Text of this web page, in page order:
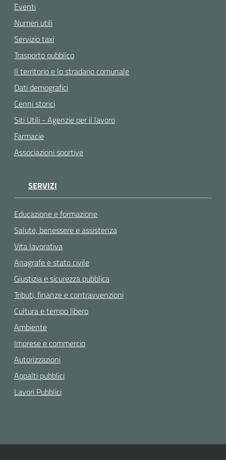
Eventi
Numeri utili
Servizio taxi
Trasporto pubblico
Il territorio e lo stradario comunale
Dati demografici
Cenni storici
Siti Utili - Agenzie per il lavoro
Farmacie
Associazioni sportive
SERVIZI
Educazione e formazione
Salute, benessere e assistenza
Vita lavorativa
Anagrafe e stato civile
Giustizia e sicurezza pubblica
Tributi, finanze e contravvenzioni
Cultura e tempo libero
Ambiente
Imprese e commercio
Autorizzazioni
Appalti pubblici
Lavori Pubblici